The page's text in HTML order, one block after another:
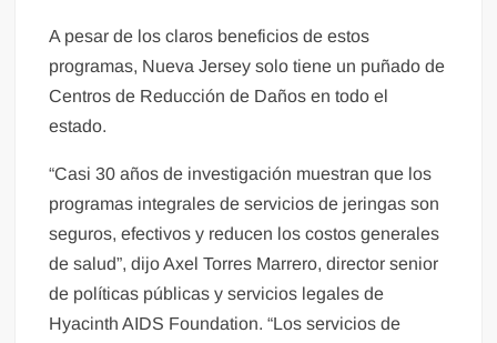
A pesar de los claros beneficios de estos
programas, Nueva Jersey solo tiene un puñado de
Centros de Reducción de Daños en todo el
estado.
“Casi 30 años de investigación muestran que los
programas integrales de servicios de jeringas son
seguros, efectivos y reducen los costos generales
de salud”, dijo Axel Torres Marrero, director senior
de políticas públicas y servicios legales de
Hyacinth AIDS Foundation. “Los servicios de